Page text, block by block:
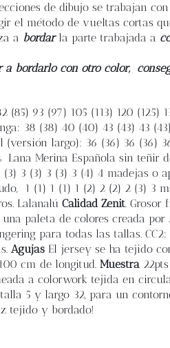
de dibujo se trabajan
el método de vueltas cortas
a bordarla parte trabajada a
a bordarlo con otro color,
(85) 93 (97) 105 (113) 120 (125)
38 (38) 40 (40) 43 (43) 43
largo): 36 (36) 36 (36)
Merina Española sin teñir
3 (3) 3 (3) 3 (4) 4 madejas o
1 (1) 1 (1) 1 (2) 2 (2) 2 (3) 3
Lalanalú Calidad Zenit. Grosor
paleta de colores creada por
para todas las tallas.
Agujas El jersey se ha tejido
cm de longitud. Muestra
a colorwork tejida en
5 y largo 32, para un
tejido y bordado!